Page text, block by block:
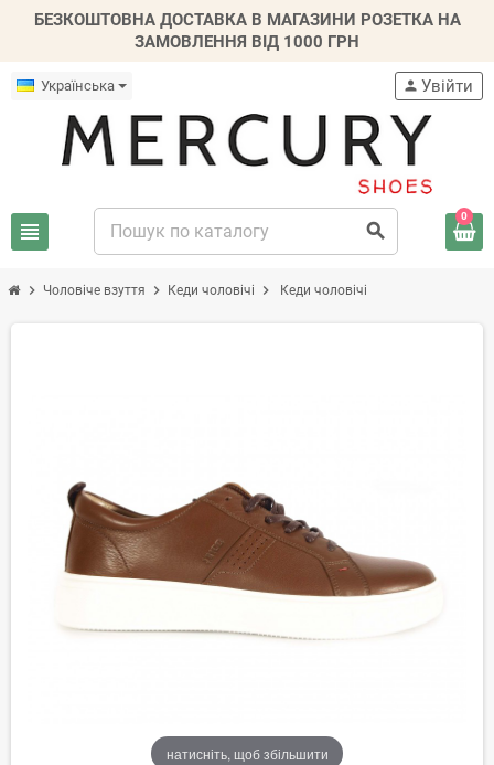
БЕЗКОШТОВНА ДОСТАВКА В МАГАЗИНИ РОЗЕТКА НА
ЗАМОВЛЕННЯ ВІД 1000 ГРН
Українська
view_headline search
person Увійти
0
chevron_right Чоловіче взуття chevron_right Кеди чоловічі chevron_right Кеди чоловічі
натисніть, щоб збільшити